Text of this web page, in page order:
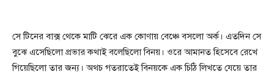
সে টিনের বাক্স থেকে মাটি ঝেরে এক কোণায় বেঞ্চে বসলো অর্ক। এতদিন সে
বুঝে এসেছিলো প্রভার কথাই বলেছিলো বিনয়। ওরে আমানত হিসেবে রেখে
গিয়েছিলো তার জন্য। অথচ গতরাতেই বিনয়কে এক চিঠি লিখতে যেয়ে তার